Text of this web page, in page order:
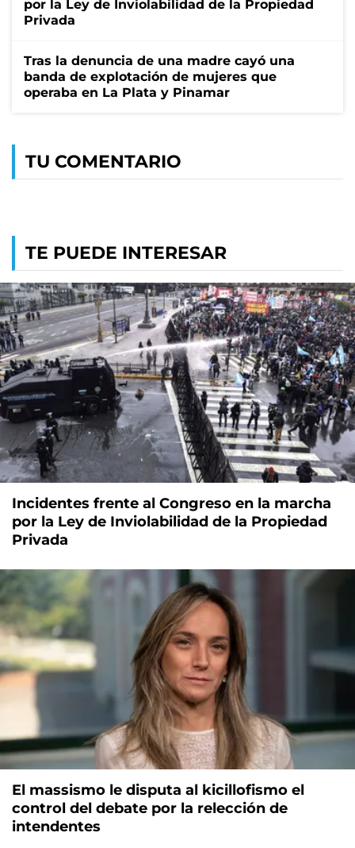
por la Ley de Inviolabilidad de la Propiedad
Privada
Tras la denuncia de una madre cayó una
banda de explotación de mujeres que
operaba en La Plata y Pinamar
TU COMENTARIO
TE PUEDE INTERESAR
Incidentes frente al Congreso en la marcha
por la Ley de Inviolabilidad de la Propiedad
Privada
El massismo le disputa al kicillofismo el
control del debate por la relección de
intendentes